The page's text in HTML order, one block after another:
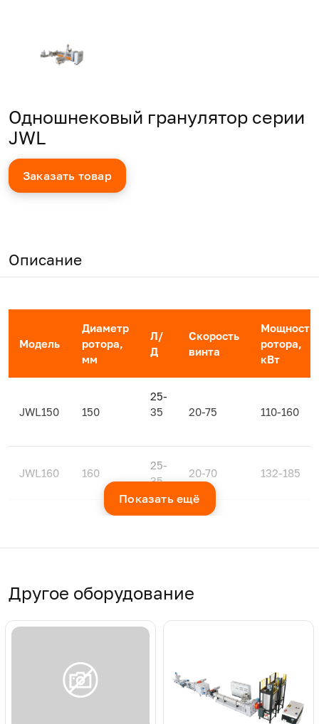
Одношнековый гранулятор серии
JWL
Заказать товар
Описание
Модель
Диаметр
ротора,
мм
Л/
Д
Скорость
винта
Мощность
ротора,
кВт
JWL150 150
25-
35
20-75 110-160
JWL160 160
25-
35
20-70 132-185
25-
35
Примечание. Технические характеристики могут быть
Показать ещё
Другое оборудование